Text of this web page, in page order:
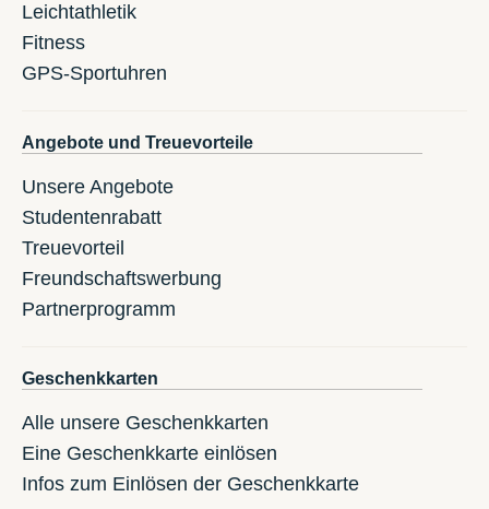
Leichtathletik
Fitness
GPS-Sportuhren
Angebote und Treuevorteile
Unsere Angebote
Studentenrabatt
Treuevorteil
Freundschaftswerbung
Partnerprogramm
Geschenkkarten
Alle unsere Geschenkkarten
Eine Geschenkkarte einlösen
Infos zum Einlösen der Geschenkkarte